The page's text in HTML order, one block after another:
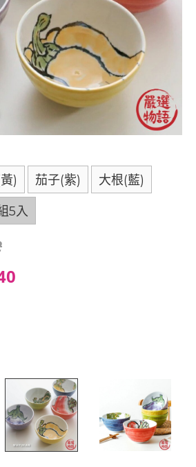
) 茄子(紫) 大根(藍)
5入